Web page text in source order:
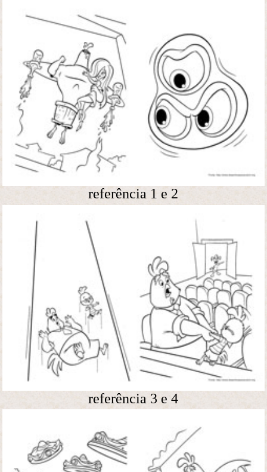
referência 1 e 2
referência 3 e 4